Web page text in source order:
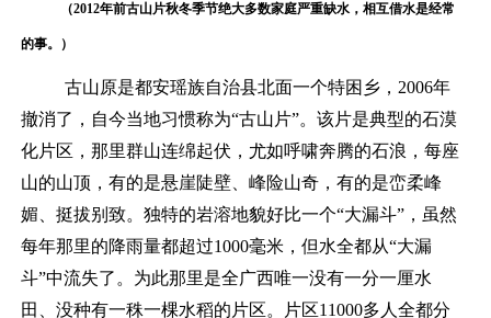
（2012年前古山片秋冬季节绝大多数家庭严重缺水，相互借水是经常
的事。）
古山原是都安瑶族自治县北面一个特困乡 ， 2006年
撤消了，自今当地习惯称为“古山片”。该片是典型的石漠
化片区，那里群山连绵起伏，尤如呼啸奔腾的石浪，每座
山的山顶，有的是悬崖陡壁、峰险山奇，有的是峦柔峰
媚、挺拔别致。独特的岩溶地貌好比一个“大漏斗” ，虽然
每年那里的降雨量都超过1000毫米，但水全都从“大漏
斗”中流失了 。为此那里是全广西唯一没有一分一厘水
田、没种有一秼一棵水稻的 片区。 片区11000多人全都分